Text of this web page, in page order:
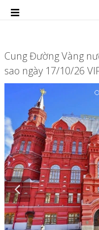
Cung Đường Vàng
sao ngày 17/10/26